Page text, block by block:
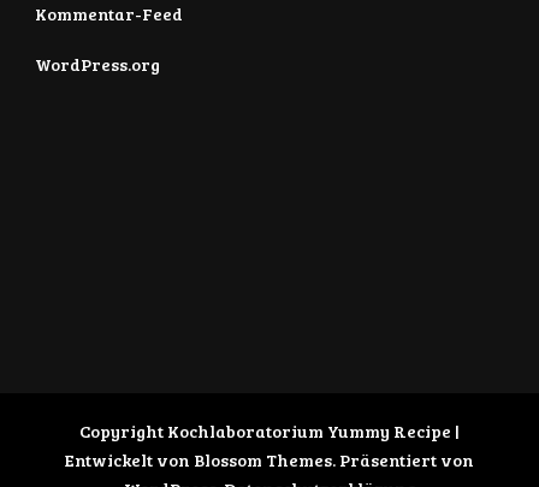
Kommentar-Feed
WordPress.org
Copyright Kochlaboratorium Yummy Recipe |
Entwickelt von Blossom Themes. Präsentiert von